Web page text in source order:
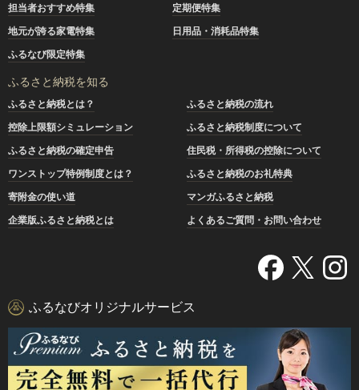
担当者おすすめ特集
定期便特集
地元が誇る家電特集
日用品・消耗品特集
ふるなび限定特集
ふるさと納税を知る
ふるさと納税とは？
ふるさと納税の流れ
控除上限額シミュレーション
ふるさと納税制度について
ふるさと納税の確定申告
住民税・所得税の控除について
ワンストップ特例制度とは？
ふるさと納税のお礼特典
寄附金の使い道
マンガふるさと納税
企業版ふるさと納税とは
よくあるご質問・お問い合わせ
ふるなびオリジナルサービス